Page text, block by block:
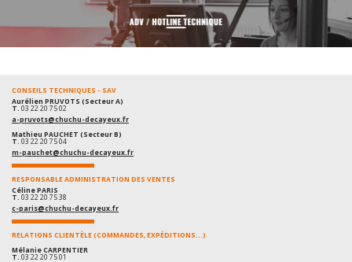
CONSEILS TECHNIQUES - SAV
Aurélien PRUVOTS (Secteur A)
T. 03 22 20 75 02
a-pruvots@chuchu-decayeux.fr
Mathieu PAUCHET (Secteur B)
T. 03 22 20 75 04
m-pauchet@chuchu-decayeux.fr
RESPONSABLE ADMINISTRATION DES VENTES
Céline PARIS
T. 03 22 20 75 38
c-paris@chuchu-decayeux.fr
RELATIONS CLIENTÈLE (COMMANDES, EXPÉDITIONS...)
Mélanie CARPENTIER
T. 03 22 20 75 01